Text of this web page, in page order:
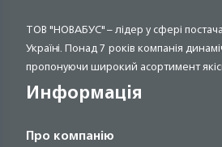
ТОВ "НОВАБУС" – лідер у сфері
Україні. Понад 7 років компанія
пропонуючи широкий асортимент
Информація
Про компанію